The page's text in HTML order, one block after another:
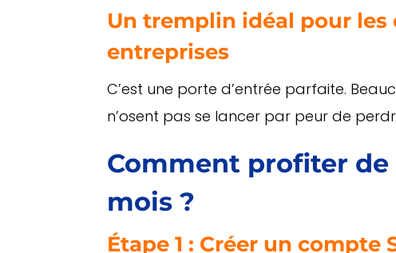
Un tremplin idéal pour
entreprises
C’est une porte d’entrée parfaite.
n’osent pas se lancer par peur de
Comment profiter de
mois ?
Étape 1 : Créer un compte